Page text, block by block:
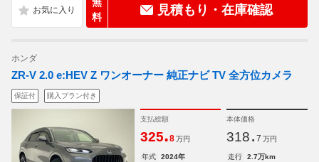
無
料
見積もり・在庫確認
ホンダ
ZR-V 2.0 e:HEV Z ワンオーナー 純正ナビ TV 全方位カメラ
保証付 購入プラン付き
支払総額
325.8 万円
本体価格
318. 7 万円
年式 2024年 走行
2.7万km